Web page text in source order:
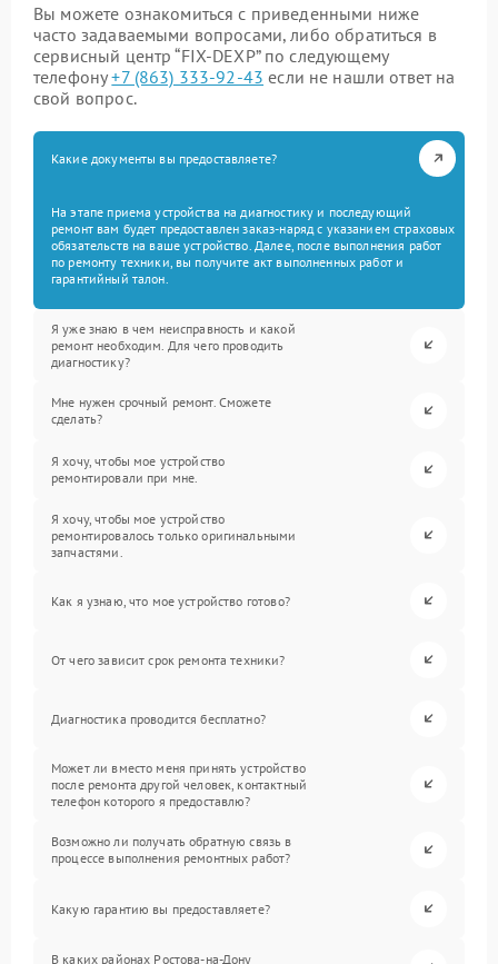
Вы можете ознакомиться с приведенными ниже
часто задаваемыми вопросами, либо обратиться в
сервисный центр “FIX-DEXP” по следующему
телефону+7 (863) 333-92-43 если не нашли ответ на
свой вопрос.
Какие документы вы предоставляете?
На этапе приема устройства на диагностику и последующий
ремонт вам будет предоставлен заказ-наряд с указанием страховых
обязательств на ваше устройство. Далее, после выполнения работ
по ремонту техники, вы получите акт выполненных работ и
гарантийный талон.
Я уже знаю в чем неисправность и какой
ремонт необходим. Для чего проводить
диагностику?
Мне нужен срочный ремонт. Сможете
сделать?
Я хочу, чтобы мое устройство
ремонтировали при мне.
Я хочу, чтобы мое устройство
ремонтировалось только оригинальными
запчастями.
Как я узнаю, что мое устройство готово?
От чего зависит срок ремонта техники?
Диагностика проводится бесплатно?
Может ли вместо меня принять устройство
после ремонта другой человек, контактный
телефон которого я предоставлю?
Возможно ли получать обратную связь в
процессе выполнения ремонтных работ?
Какую гарантию вы предоставляете?
В каких районах Ростова-на-Дону